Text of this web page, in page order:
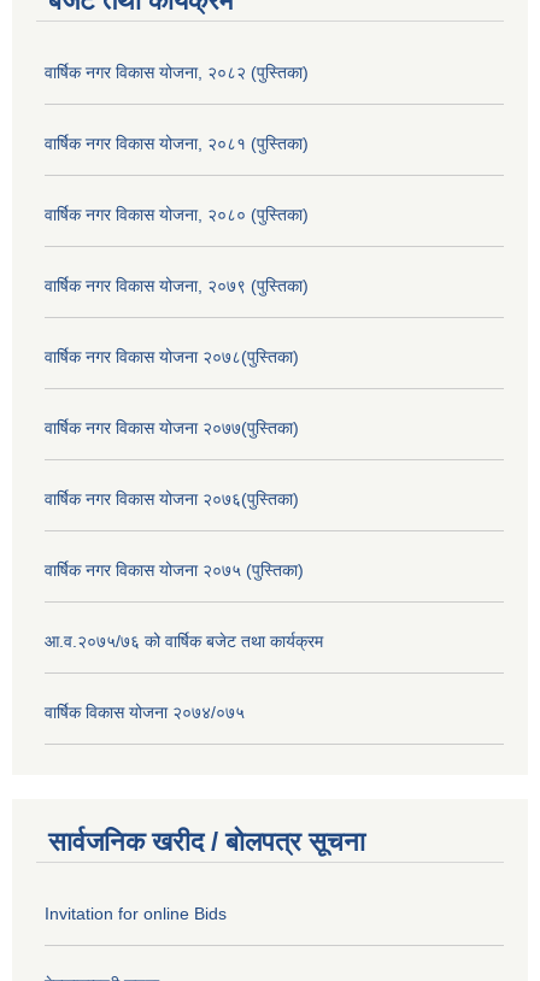
वार्षिक नगर विकास योजना, २०८२ (पुस्तिका)
वार्षिक नगर विकास योजना, २०८१ (पुस्तिका)
वार्षिक नगर विकास योजना, २०८० (पुस्तिका)
वार्षिक नगर विकास योजना, २०७९ (पुस्तिका)
वार्षिक नगर विकास योजना २०७८(पुस्तिका)
वार्षिक नगर विकास योजना २०७७(पुस्तिका)
वार्षिक नगर विकास योजना २०७६(पुस्तिका)
वार्षिक नगर विकास योजना २०७५ (पुस्तिका)
आ.व.२०७५/७६ को वार्षिक बजेट तथा कार्यक्रम
वार्षिक विकास योजना २०७४/०७५
सार्वजनिक खरीद / बोलपत्र सूचना
Invitation for online Bids